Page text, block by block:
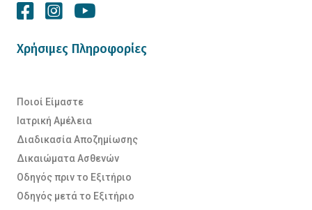
Χρήσιμες Πληροφορίες
Ποιοί Είμαστε
Ιατρική Αμέλεια
Διαδικασία Αποζημίωσης
Δικαιώματα Ασθενών
Οδηγός πριν το Εξιτήριο
Οδηγός μετά το Εξιτήριο